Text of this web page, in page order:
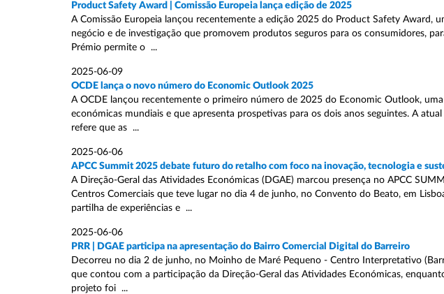
Product Safety Award | Comissão Europeia lança edição de 2025
A Comissão Europeia lançou recentemente a edição 2025 do Product Safety Award,
negócio e de investigação que promovem produtos seguros para os consumidores,
Prémio permite o ...
2025-06-09
OCDE lança o novo número do Economic Outlook 2025
A OCDE lançou recentemente o primeiro número de 2025 do Economic Outlook,
económicas mundiais e que apresenta prospetivas para os dois anos seguintes. A
refere que as ...
2025-06-06
APCC Summit 2025 debate futuro do retalho com foco na inovação, tecnologia e
A Direção-Geral das Atividades Económicas (DGAE) marcou presença no APCC
Centros Comerciais que teve lugar no dia 4 de junho, no Convento do Beato, em
partilha de experiências e ...
2025-06-06
PRR | DGAE participa na apresentação do Bairro Comercial Digital do Barreiro
Decorreu no dia 2 de junho, no Moinho de Maré Pequeno - Centro Interpretativo
que contou com a participação da Direção-Geral das Atividades Económicas,
projeto foi ...